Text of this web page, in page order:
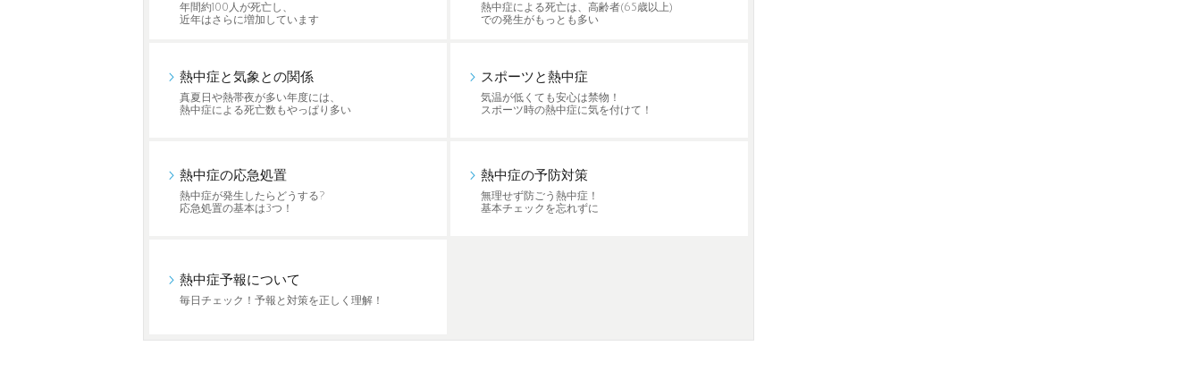
年間約100人が死亡し、
近年はさらに増加しています
熱中症による死亡は、高齢者(65歳以上)
での発生がもっとも多い
熱中症と気象との関係
真夏日や熱帯夜が多い年度には、
熱中症による死亡数もやっぱり多い
スポーツと熱中症
気温が低くても安心は禁物！
スポーツ時の熱中症に気を付けて！
熱中症の応急処置
熱中症が発生したらどうする?
応急処置の基本は3つ！
熱中症の予防対策
無理せず防ごう熱中症！
基本チェックを忘れずに
熱中症予報について
毎日チェック！予報と対策を正しく理解！